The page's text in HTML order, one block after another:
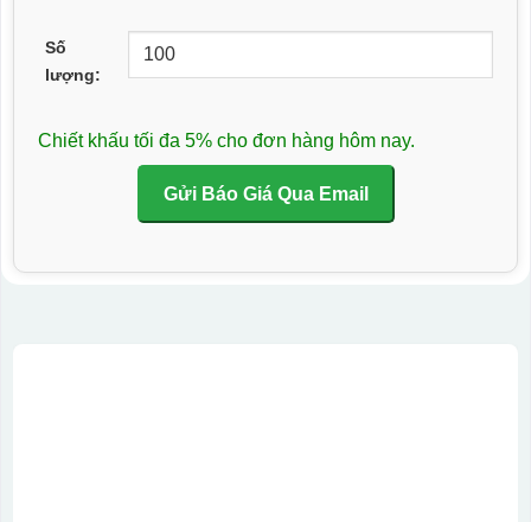
Số
lượng:
Chiết khấu tối đa 5% cho đơn hàng hôm nay.
Gửi Báo Giá Qua Email